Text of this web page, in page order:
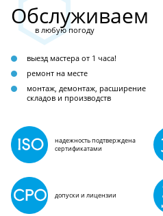
Обслуживаем
в любую погоду
выезд мастера от 1 часа!
ремонт на месте
монтаж, демонтаж, расширение
складов и производств
надежность подтверждена
сертификатами
допуски и лицензии